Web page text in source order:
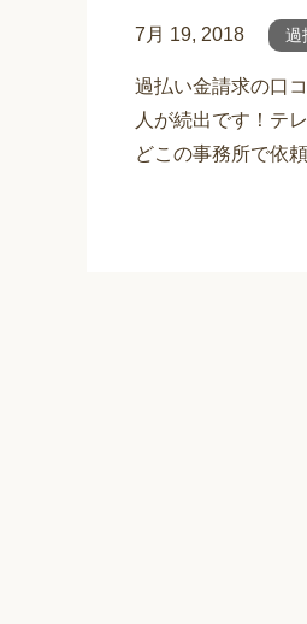
7月 19, 2018 過
過払い金請求の口
人が続出です！テ
どこの事務所で依